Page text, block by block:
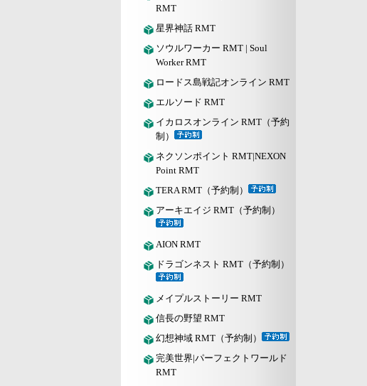
RMT
星界神話 RMT
ソウルワーカー RMT | Soul
Worker RMT
ロードス島戦記オンライン RMT
エルソード RMT
イカロスオンライン RMT（予約
制）
ネクソンポイント RMT|NEXON
Point RMT
TERA RMT（予約制）
アーキエイジ RMT（予約制）
AION RMT
ドラゴンネスト RMT（予約制）
メイプルストーリー RMT
信長の野望 RMT
幻想神域 RMT（予約制）
完美世界|パーフェクトワールド
RMT